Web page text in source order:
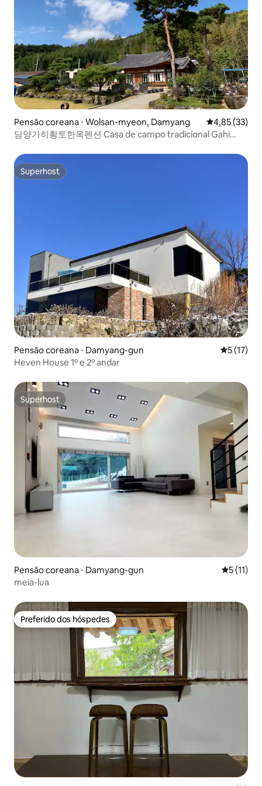
Pensão coreana ⋅ Wolsan-myeon, Damyang 4,85 de uma
4,85 (33)
담양가히황토한옥펜션 Casa de campo tradicional Gahi
Superhost
Superhost
Pensão coreana ⋅ Damyang-gun 5 de uma
5 (17)
Heven House 1º e 2º andar
Superhost
Superhost
Pensão coreana ⋅ Damyang-gun 5 de uma
5 (11)
meia-lua
Preferido dos hóspedes
Preferido dos hóspedes